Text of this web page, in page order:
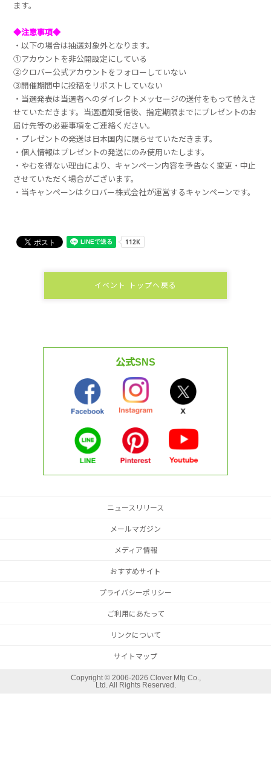
ます。
◆注意事項◆
・以下の場合は抽選対象外となります。
①アカウントを非公開設定にしている
②クロバー公式アカウントをフォローしていない
③開催期間中に投稿をリポストしていない
・当選発表は当選者へのダイレクトメッセージの送付をもって替えさ
せていただきます。当選通知受信後、指定期限までにプレゼントのお
届け先等の必要事項をご連絡ください。
・プレゼントの発送は日本国内に限らせていただきます。
・個人情報はプレゼントの発送にのみ使用いたします。
・やむを得ない理由により、キャンペーン内容を予告なく変更・中止
させていただく場合がございます。
・当キャンペーンはクロバー株式会社が運営するキャンペーンです。
イベント トップへ戻る
公式SNS
ニュースリリース
メールマガジン
メディア情報
おすすめサイト
プライバシーポリシー
ご利用にあたって
リンクについて
サイトマップ
Copyright © 2006-2026 Clover Mfg Co.,
Ltd. All Rights Reserved.